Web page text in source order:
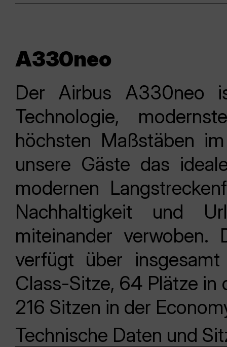
A330neo
Der Airbus A330neo
Technologie,
höchsten Maßstäben
unsere Gäste das
modernen
Nachhaltigkeit und
miteinander verwoben.
verfügt über
Class-Sitze, 64 Plätze in
216 Sitzen in der
Technische Daten und